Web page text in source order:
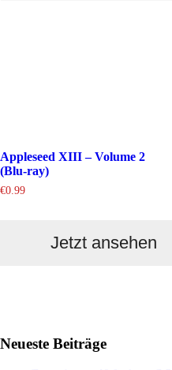
Appleseed XIII – Volume 2
(Blu-ray)
€0.99
Jetzt ansehen
Sidebar
Neueste Beiträge